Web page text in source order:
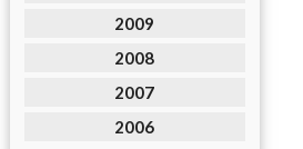
2009
2008
2007
2006